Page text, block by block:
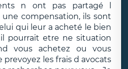
n ont pas partagé l
compensation, ils sont
qui leur a acheté le bien
pourrait etre ne situation
vous achetez ou vous
prevoyez les frais d avocats